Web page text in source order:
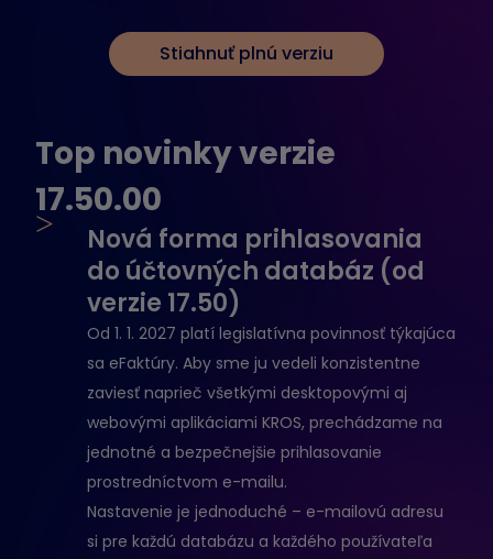
Stiahnuť plnú verziu
Top novinky verzie
17.50.00
>
Nová forma prihlasovania
do účtovných databáz (od
verzie 17.50)
Od 1. 1. 2027 platí legislatívna povinnosť týkajúca
sa eFaktúry. Aby sme ju vedeli konzistentne
zaviesť naprieč všetkými desktopovými aj
webovými aplikáciami KROS, prechádzame na
jednotné a bezpečnejšie prihlasovanie
prostredníctvom e-mailu.
Nastavenie je jednoduché – e-mailovú adresu
si pre každú databázu a každého používateľa